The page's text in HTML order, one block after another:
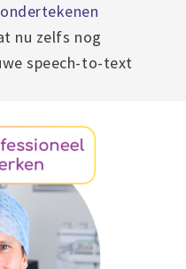
nu zelfs nog
speech-to-text